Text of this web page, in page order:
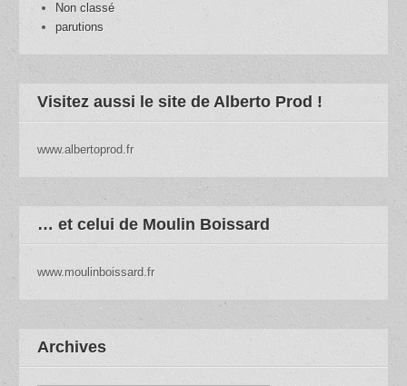
Non classé
parutions
Visitez aussi le site de Alberto Prod !
www.albertoprod.fr
… et celui de Moulin Boissard
www.moulinboissard.fr
Archives